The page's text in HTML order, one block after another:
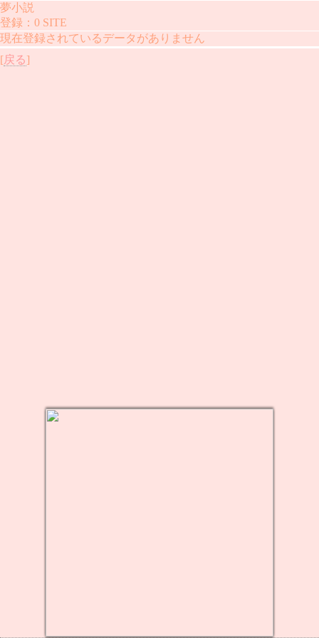
夢小説
登録：0 SITE
現在登録されているデータがありません
[戻る]